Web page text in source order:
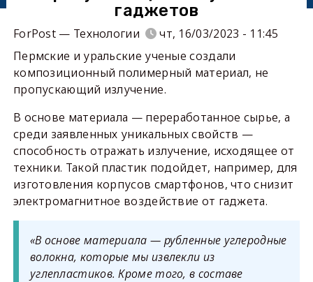
гаджетов
ForPost — Технологии
чт, 16/03/2023 - 11:45
Пермские и уральские ученые создали
композиционный полимерный материал, не
пропускающий излучение.
В основе материала — переработанное сырье, а
среди заявленных уникальных свойств —
способность отражать излучение, исходящее от
техники. Такой пластик подойдет, например, для
изготовления корпусов смартфонов, что снизит
электромагнитное воздействие от гаджета.
«В основе материала — рубленные углеродные
волокна, которые мы извлекли из
углепластиков. Кроме того, в составе